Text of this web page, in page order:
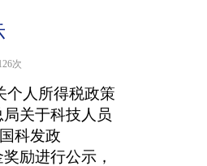
次
个人所得税政策
关于科技人员
科发政
奖励进行公示，